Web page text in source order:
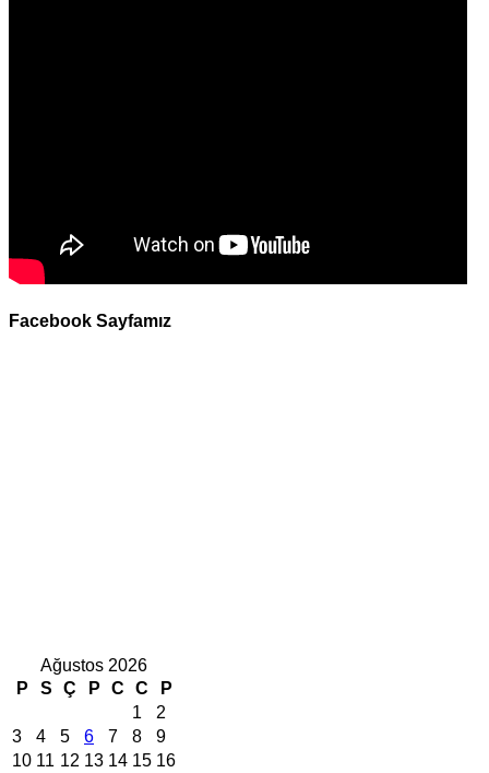
Facebook Sayfamız
Ağustos 2026
P
S Ç P C C
P
1
2
3
4 5 6 7 8
9
10 11 12 13 14 15 16